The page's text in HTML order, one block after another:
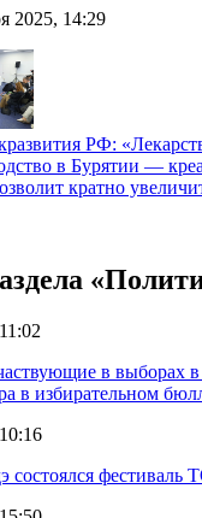
2025, 14:29
РФ:
в Бурятии —
кратно
в выборах
в избирательном
состоялся фестиваль